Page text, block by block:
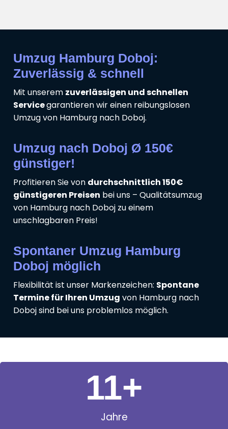
Umzug Hamburg Doboj:
Zuverlässig & schnell
Mit unserem zuverlässigen und schnellen
Servicegarantieren wir einen reibungslosen
Umzug von Hamburg nach Doboj.
Umzug nach Doboj Ø 150€
günstiger!
Profitieren Sie von durchschnittlich 150€
günstigeren Preisen bei uns – Qualitätsumzug
von Hamburg nach Doboj zu einem
unschlagbaren Preis!
Spontaner Umzug Hamburg
Doboj möglich
Flexibilität ist unser Markenzeichen: Spontane
Termine für Ihren Umzug von Hamburg nach
Doboj sind bei uns problemlos möglich.
Jahre
11+